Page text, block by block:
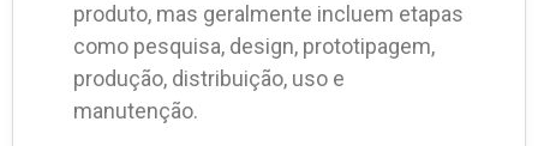
produto, mas geralmente incluem etapas
como pesquisa, design, prototipagem,
produção, distribuição, uso e
manutenção.